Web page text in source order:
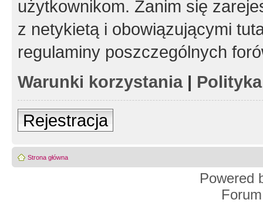
użytkownikom. Zanim się
z netykietą i obowiązującymi
regulaminy poszczególnych
Warunki korzystania|
Rejestracja
Strona główna
Powered